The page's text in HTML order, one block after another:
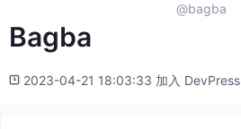
@bagba
Bagba
2023-04-21 18:03:33 加入 DevPress